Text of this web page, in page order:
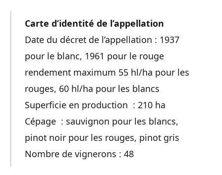
Carte d’identité de l’appellation
Date du décret de l’appellation : 1937
pour le blanc, 1961 pour le rouge
rendement maximum 55 hl/ha pour les
rouges, 60 hl/ha pour les blancs
Superficie en production : 210 ha
Cépage : sauvignon pour les blancs,
pinot noir pour les rouges, pinot gris
Nombre de vignerons : 48